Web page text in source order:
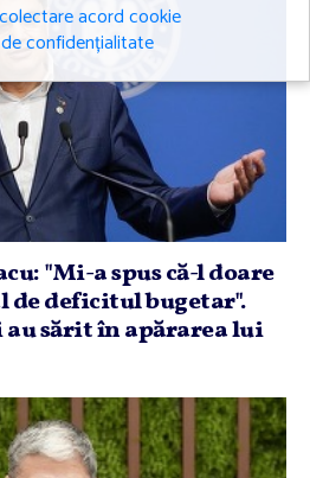
"Mi-a spus că-l doare
deficitul bugetar".
sărit în apărarea lui
acord cookie
confidențialitate